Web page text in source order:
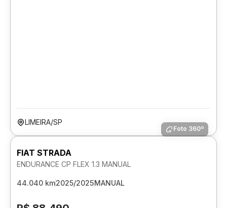
LIMEIRA/SP
Foto 360º
FIAT STRADA
ENDURANCE CP FLEX 1.3 MANUAL
44.040 km2025/2025MANUAL